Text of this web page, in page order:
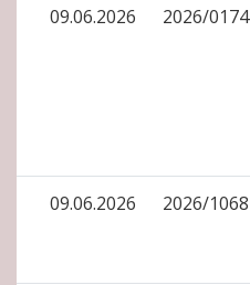
09.06.2026 2026/0174
09.06.2026 2026/1068